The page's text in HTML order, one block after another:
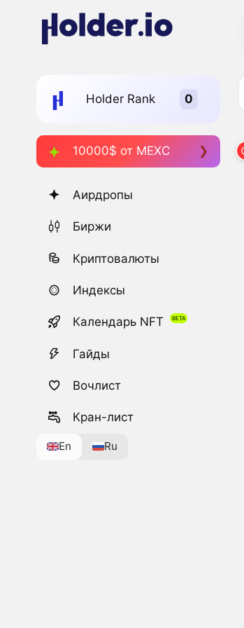
Holder Rank
10000$ от MEXC
Аирдропы
Биржи
Криптовалюты
Индексы
Календарь NFT
Гайды
Вочлист
Кран-лист
En Ru